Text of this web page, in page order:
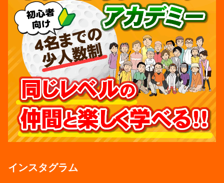
インスタグラム